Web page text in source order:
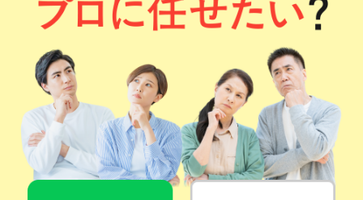
解決までの流れ
※状況別のボタンを押下すると詳細ページをご覧いただけ
ます。